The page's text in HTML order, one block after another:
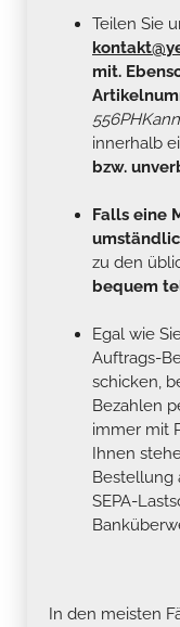
Teilen Sie
mit.
innerhalb
bzw.
Falls eine
zu den
bequem
Egal wie
Auftrags-
schicken,
Bezahlen
immer mit
Ihnen
Bestellung
SEPA-
In den meisten